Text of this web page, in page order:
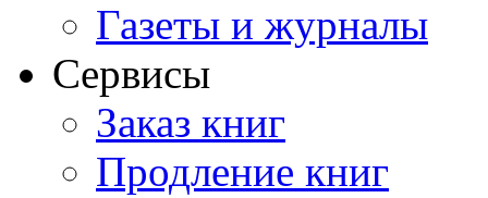
Газеты и журналы
Сервисы
Заказ книг
Продление книг